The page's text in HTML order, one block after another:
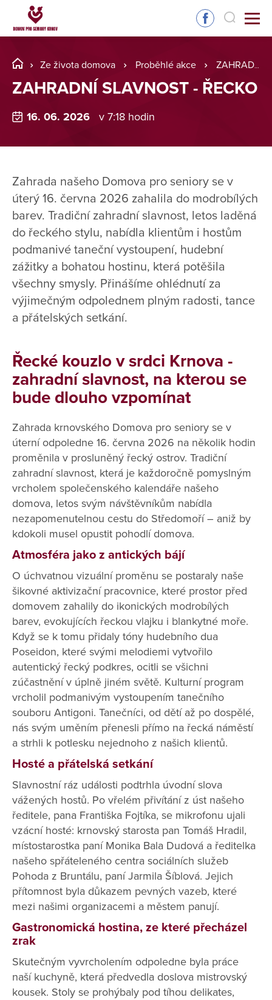
Ze života domova Proběhlé akce ZAHRADNÍ SLAVNOST - ŘECKO
ZAHRADNÍ SLAVNOST - ŘECKO
16. 06. 2026 v 7:18 hodin
Zahrada našeho Domova pro seniory se v
úterý 16. června 2026 zahalila do modrobílých
barev. Tradiční zahradní slavnost, letos laděná
do řeckého stylu, nabídla klientům i hostům
podmanivé taneční vystoupení, hudební
zážitky a bohatou hostinu, která potěšila
všechny smysly. Přinášíme ohlédnutí za
výjimečným odpolednem plným radosti, tance
a přátelských setkání.
Řecké kouzlo v srdci Krnova -
zahradní slavnost, na kterou se
bude dlouho vzpomínat
Zahrada krnovského Domova pro seniory se v
úterní odpoledne 16. června 2026 na několik hodin
proměnila v prosluněný řecký ostrov. Tradiční
zahradní slavnost, která je každoročně pomyslným
vrcholem společenského kalendáře našeho
domova, letos svým návštěvníkům nabídla
nezapomenutelnou cestu do Středomoří – aniž by
kdokoli musel opustit pohodlí domova.
Atmosféra jako z antických bájí
O úchvatnou vizuální proměnu se postaraly naše
šikovné aktivizační pracovnice, které prostor před
domovem zahalily do ikonických modrobílých
barev, evokujících řeckou vlajku i blankytné moře.
Když se k tomu přidaly tóny hudebního dua
Poseidon, které svými melodiemi vytvořilo
autentický řecký podkres, ocitli se všichni
zúčastnění v úplně jiném světě. Kulturní program
vrcholil podmanivým vystoupením tanečního
souboru Antigoni. Tanečníci, od dětí až po dospělé,
nás svým uměním přenesli přímo na řecká náměstí
a strhli k potlesku nejednoho z našich klientů.
Hosté a přátelská setkání
Slavnostní ráz události podtrhla úvodní slova
vážených hostů. Po vřelém přivítání z úst našeho
ředitele, pana Františka Fojtíka, se mikrofonu ujali
vzácní hosté: krnovský starosta pan Tomáš Hradil,
místostarostka paní Monika Bala Dudová a ředitelka
našeho spřáteleného centra sociálních služeb
Pohoda z Bruntálu, paní Jarmila Šíblová. Jejich
přítomnost byla důkazem pevných vazeb, které
mezi našimi organizacemi a městem panují.
Gastronomická hostina, ze které přecházel
zrak
Skutečným vyvrcholením odpoledne byla práce
naší kuchyně, která předvedla doslova mistrovský
kousek. Stoly se prohýbaly pod tíhou delikates,